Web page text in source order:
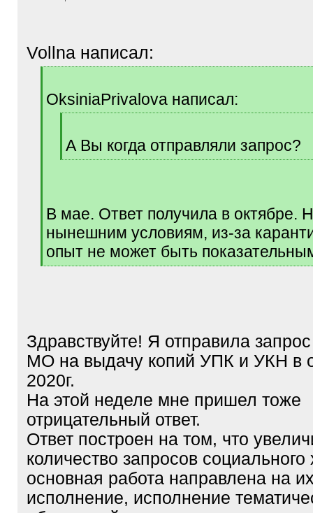
Vollna написал:
]OksiniaPrivalova написал:
]А Вы когда отправляли запрос?
[
В мае. Ответ получила в октябре.
нынешним условиям, из-за
опыт не может быть
[
Здравствуйте! Я отправила
МО на выдачу копий УПК и УКН в
2020г.
На этой неделе мне пришел тоже
отрицательный ответ.
Ответ построен на том, что
количество запросов социального
основная работа направлена на
исполнение, исполнение